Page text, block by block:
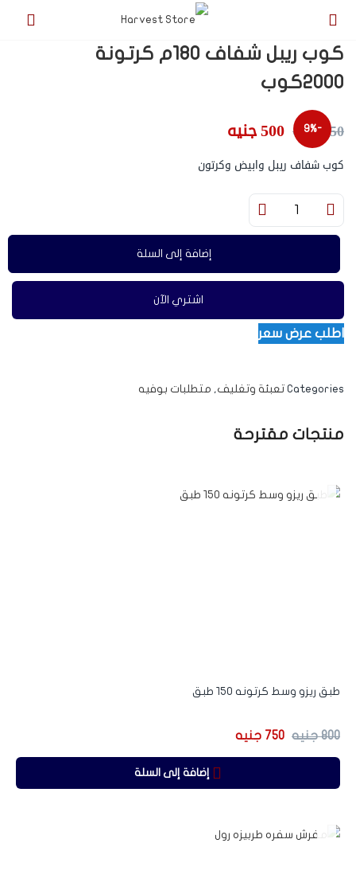
كوب ريبل شفاف 180م كرتونة
2000كوب
-9% 550 جنيه 500جنيه
كوب شفاف ريبل وابيض وكرتون
إضافة إلى السلة
اشتري الآن
اطلب عرض سعر
Categories تعبئة وتغليف, متطلبات بوفيه
منتجات مقترحة
طبق ريزو وسط كرتونه ١٥٠ طبق
800 جنيه 750 جنيه
إضافة إلى السلة